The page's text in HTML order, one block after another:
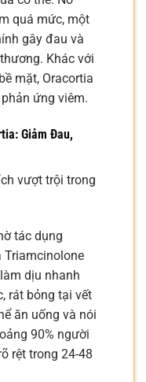
quá mức, một
gây đau và
Khác với
mặt, Oracortia
ứng viêm.
Giảm Đau,
vượt trội trong
tác dụng
Triamcinolone
dịu nhanh
rát bỏng tại vết
ăn uống và nói
90% người
rệt trong 24-48